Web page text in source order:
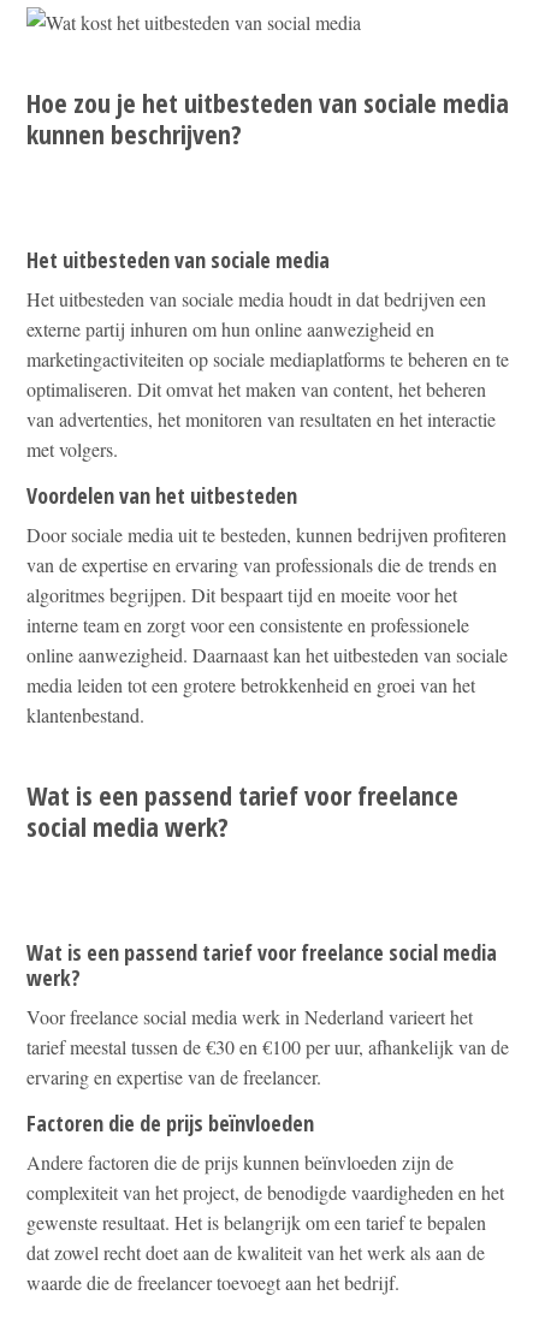
Hoe zou je het uitbesteden van sociale media
kunnen beschrijven?
Het uitbesteden van sociale media
Het uitbesteden van sociale media houdt in dat bedrijven een
externe partij inhuren om hun online aanwezigheid en
marketingactiviteiten op sociale mediaplatforms te beheren en te
optimaliseren. Dit omvat het maken van content, het beheren
van advertenties, het monitoren van resultaten en het interactie
met volgers.
Voordelen van het uitbesteden
Door sociale media uit te besteden, kunnen bedrijven profiteren
van de expertise en ervaring van professionals die de trends en
algoritmes begrijpen. Dit bespaart tijd en moeite voor het
interne team en zorgt voor een consistente en professionele
online aanwezigheid. Daarnaast kan het uitbesteden van sociale
media leiden tot een grotere betrokkenheid en groei van het
klantenbestand.
Wat is een passend tarief voor freelance
social media werk?
Wat is een passend tarief voor freelance social media
werk?
Voor freelance social media werk in Nederland varieert het
tarief meestal tussen de €30 en €100 per uur, afhankelijk van de
ervaring en expertise van de freelancer.
Factoren die de prijs beïnvloeden
Andere factoren die de prijs kunnen beïnvloeden zijn de
complexiteit van het project, de benodigde vaardigheden en het
gewenste resultaat. Het is belangrijk om een tarief te bepalen
dat zowel recht doet aan de kwaliteit van het werk als aan de
waarde die de freelancer toevoegt aan het bedrijf.